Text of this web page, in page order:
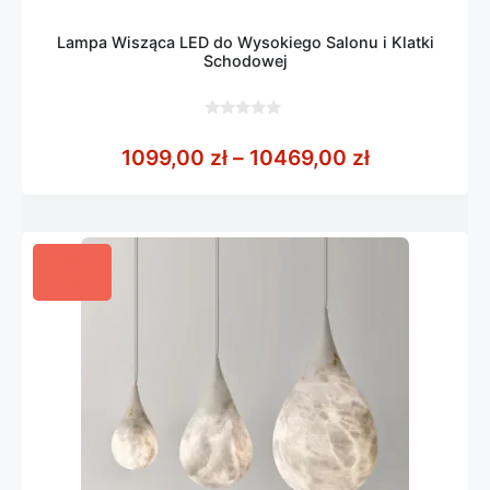
Lampa Wisząca LED do Wysokiego Salonu i Klatki
Schodowej
5
1099,00 zł – 10469,00 złZakres